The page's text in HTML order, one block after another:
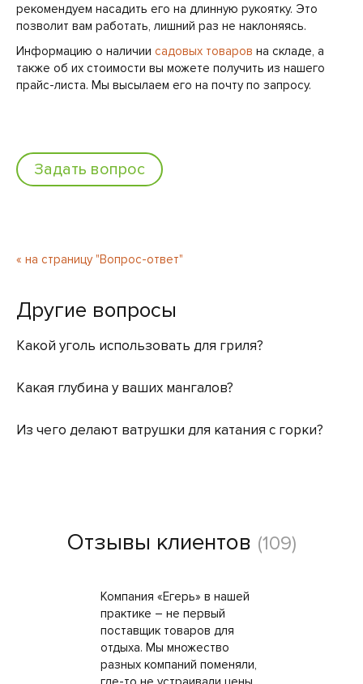
рекомендуем насадить его на длинную рукоятку. Это
позволит вам работать, лишний раз не наклоняясь.
Информацию о наличии садовых товаров на складе, а
также об их стоимости вы можете получить из нашего
прайс-листа. Мы высылаем его на почту по запросу.
Задать вопрос
« на страницу "Вопрос-ответ"
Другие вопросы
Какой уголь использовать для гриля?
Какая глубина у ваших мангалов?
Из чего делают ватрушки для катания с горки?
Отзывы клиентов (109)
Компания «Егерь» в нашей
практике – не первый
поставщик товаров для
отдыха. Мы множество
разных компаний поменяли,